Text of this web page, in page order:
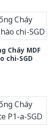
Cháy MDF
chi-SGD